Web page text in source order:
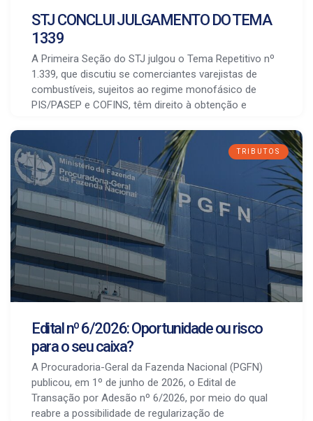
STJ CONCLUI JULGAMENTO DO TEMA
1339
A Primeira Seção do STJ julgou o Tema Repetitivo nº
1.339, que discutiu se comerciantes varejistas de
combustíveis, sujeitos ao regime monofásico de
PIS/PASEP e COFINS, têm direito à obtenção e
TRIBUTOS
Edital nº 6/2026: Oportunidade ou risco
para o seu caixa?
A Procuradoria-Geral da Fazenda Nacional (PGFN)
publicou, em 1º de junho de 2026, o Edital de
Transação por Adesão nº 6/2026, por meio do qual
reabre a possibilidade de regularização de